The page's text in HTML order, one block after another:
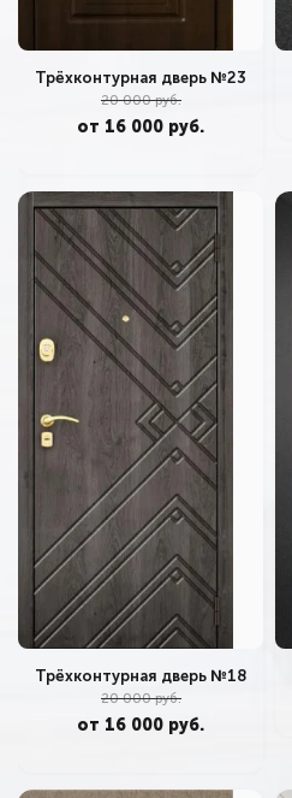
Трёхконтурная дверь №23
20 000 руб.
от 16 000 руб.
Трёхконтурная дверь №18
20 000 руб.
от 16 000 руб.